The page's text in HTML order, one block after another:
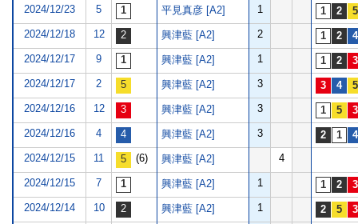
2024/12/23 5 平見真彦 [A2] 1
2024/12/18 12 興津藍 [A2] 2
2024/12/17 9 興津藍 [A2] 1
2024/12/17 2 興津藍 [A2] 3
2024/12/16 12 興津藍 [A2] 3
2024/12/16 4 興津藍 [A2] 3
2024/12/15 11 (6) 興津藍 [A2] 4
2024/12/15 7 興津藍 [A2] 1
2024/12/14 10 興津藍 [A2] 1